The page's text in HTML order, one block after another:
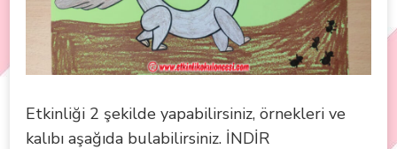
Etkinliği 2 şekilde yapabilirsiniz, örnekleri ve
kalıbı aşağıda bulabilirsiniz. İNDİR